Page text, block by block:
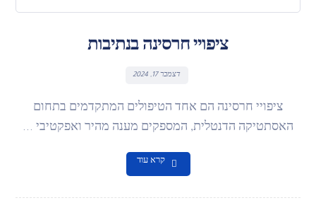
ציפויי חרסינה בנתיבות
דצמבר 17, 2024
ציפויי חרסינה הם אחד הטיפולים המתקדמים בתחום
האסתטיקה הדנטלית, המספקים מענה מהיר ואפקטיבי ...
קרא עוד